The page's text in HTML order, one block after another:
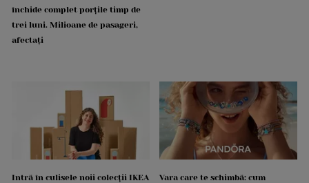
închide complet porțile timp de
trei luni. Milioane de pasageri,
afectați
Intră în culisele noii colecții IKEA
Vara care te schimbă: cum